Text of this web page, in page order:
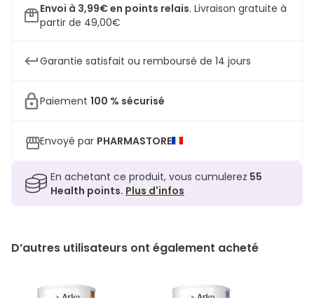
Envoi à 3,99€ en points relais. Livraison gratuite à
partir de 49,00€
Garantie satisfait ou remboursé de 14 jours
Paiement 100 % sécurisé
Envoyé par PHARMASTORE
En achetant ce produit, vous cumulerez 55
Health points. Plus d'infos
D’autres utilisateurs ont également acheté